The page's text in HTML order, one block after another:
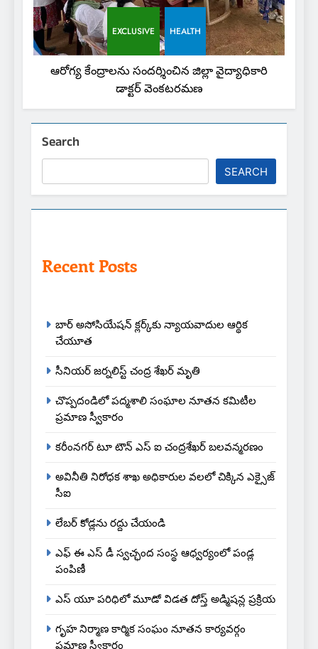
EXCLUSIVE HEALTH
ఆరోగ్య కేంద్రాలను సందర్శించిన జిల్లా వైద్యాధికారి
డాక్టర్ వెంకటరమణ
Search
SEARCH
Recent Posts
బార్ అసోసియేషన్ క్లర్క్‌కు న్యాయవాదుల ఆర్థిక
చేయూత
సీనియర్ జర్నలిస్ట్ చంద్ర శేఖర్ మృతి
చొప్పదండిలో పద్మశాలి సంఘాల నూతన కమిటీల
ప్రమాణ స్వీకారం
కరీంనగర్ టూ టౌన్ ఎస్ ఐ చంద్రశేఖర్ బలవన్మరణం
అవినీతి నిరోధక శాఖ అధికారుల వలలో చిక్కిన ఎక్సైజ్
సీఐ
లేబర్ కోడ్లను రద్దు చేయండి
ఎఫ్ ఈ ఎస్ డీ స్వచ్ఛంద సంస్థ ఆధ్వర్యంలో పండ్ల
పంపిణీ
ఎస్ యూ పరిధిలో మూడో విడత దోస్త్ అడ్మిషన్ల ప్రక్రియ
గృహ నిర్మాణ కార్మిక సంఘం నూతన కార్యవర్గం
ప్రమాణ స్వీకారం